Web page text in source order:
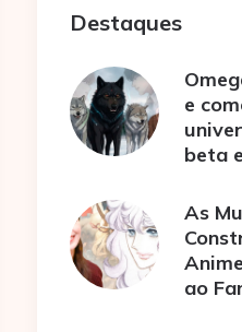
Destaques
e
beta
As
ao